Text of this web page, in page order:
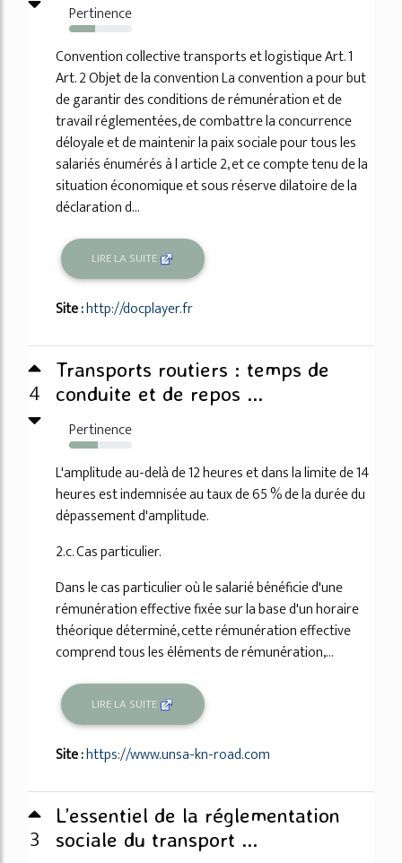
Pertinence
41%
Convention collective transports et logistique Art. 1
Art. 2 Objet de la convention La convention a pour but
de garantir des conditions de rémunération et de
travail réglementées, de combattre la concurrence
déloyale et de maintenir la paix sociale pour tous les
salariés énumérés à l article 2, et ce compte tenu de la
situation économique et sous réserve dilatoire de la
déclaration d...
LIRE LA SUITE
Site :http://docplayer.fr
4
Transports routiers : temps de
conduite et de repos ...
Pertinence
46%
L'amplitude au-delà de 12 heures et dans la limite de 14
heures est indemnisée au taux de 65 % de la durée du
dépassement d'amplitude.
2.c. Cas particulier.
Dans le cas particulier où le salarié bénéficie d'une
rémunération effective fixée sur la base d'un horaire
théorique déterminé, cette rémunération effective
comprend tous les éléments de rémunération,...
LIRE LA SUITE
Site :https://www.unsa-kn-road.com
3
L’essentiel de la réglementation
sociale du transport ...